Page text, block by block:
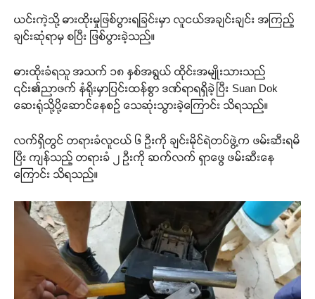
ယင်းကဲ့သို့ ဓားထိုးမှုဖြစ်ပွားရခြင်းမှာ လူငယ်အချင်းချင်း အကြည့်
ချင်းဆုံရာမှ စပြီး ဖြစ်ပွားခဲ့သည်။
ဓားထိုးခံရသူ အသက် ၁၈ နှစ်အရွယ် ထိုင်းအမျိုးသားသည်
၎င်း၏ညာဖက် နံရိုးမှာပြင်းထန်စွာ ဒဏ်ရာရရှိခဲ့ပြီး Suan Dok
ဆေးရုံသို့ပို့ဆောင်နေစဉ် သေဆုံးသွားခဲ့ကြောင်း သိရသည်။
လက်ရှိတွင် တရားခံလူငယ် ၆ ဦးကို ချင်းမိုင်ရဲတပ်ဖွဲ့က ဖမ်းဆီးရမိ
ပြီး ကျန်သည့် တရားခံ ၂ ဦးကို ဆက်လက် ရှာဖွေ ဖမ်းဆီးနေ
ကြောင်း သိရသည်။